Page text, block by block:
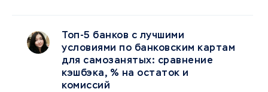
Топ-5 банков с лучшими
условиями по банковским картам
для самозанятых: сравнение
кэшбэка, % на остаток и
комиссий